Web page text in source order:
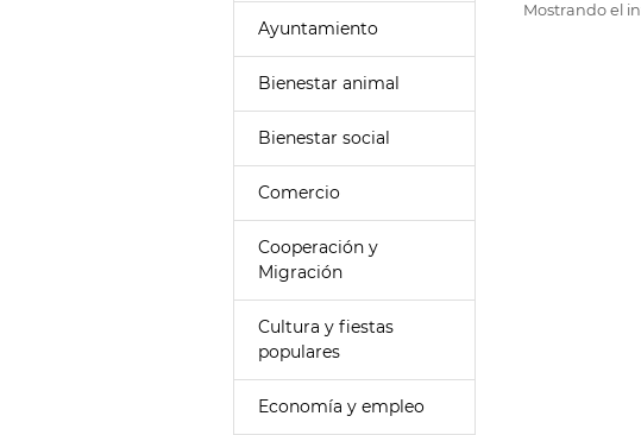
Ayuntamiento
Bienestar animal
Bienestar social
Comercio
Cooperación y
Migración
Cultura y fiestas
populares
Economía y empleo
Mostrando el